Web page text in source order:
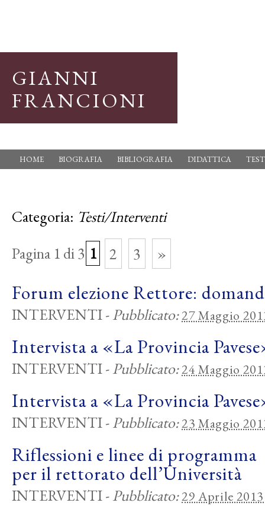
GIANNI
FRANCIONI
HOME BIOGRAFIA BIBLIOGRAFIA DIDATTICA
Categoria: Testi/Interventi
Pagina 1 di 3 1 2 3 »
Forum elezione Rettore:
INTERVENTI-Pubblicato:27 Maggio
Intervista a «La Provincia
INTERVENTI-Pubblicato:24 Maggio
Intervista a «La Provincia
INTERVENTI-Pubblicato:23 Maggio
Riflessioni e linee di programma
per il rettorato dell’Università
INTERVENTI-Pubblicato:29 Aprile 2013